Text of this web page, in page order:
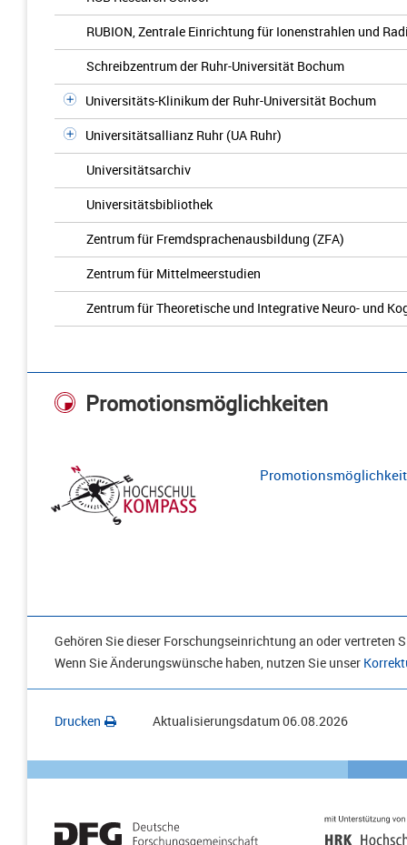
RUBION, Zentrale Einrichtung für Ionenstrahlen und
Schreibzentrum der Ruhr-Universität Bochum
Universitäts-Klinikum der Ruhr-Universität Bochum
Universitätsallianz Ruhr (UA Ruhr)
Universitätsarchiv
Universitätsbibliothek
Zentrum für Fremdsprachenausbildung (ZFA)
Zentrum für Mittelmeerstudien
Zentrum für Theoretische und Integrative Neuro- und
Promotionsmöglichkeiten
Gehören Sie dieser Forschungseinrichtung an oder vertreten
Wenn Sie Änderungswünsche haben, nutzen Sie unser
Drucken Aktualisierungsdatum06.08.2026